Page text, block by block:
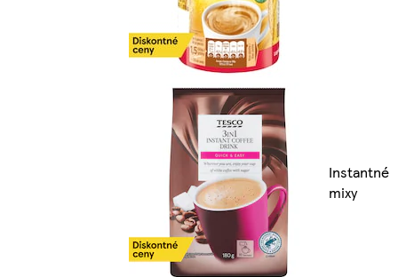
Instantné
mixy